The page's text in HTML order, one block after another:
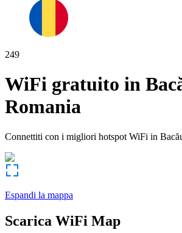
249
WiFi gratuito in
Romania
Connettiti con i migliori hotspot WiFi in
Espandi la mappa
Scarica WiFi Map